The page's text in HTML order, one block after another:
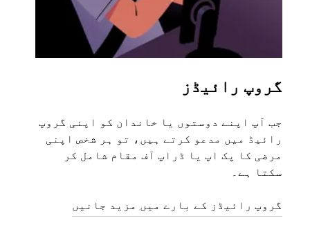
گروپ رائیڈز
جب آپ اپنے دوستوں یا خاندان کو اپنی گروپ
رائیڈ میں مدعو کرتے ہیں، تو ہر شخص اپنی
مرضی کا پک اپ یا ڈراپ آف مقام شامل کر
سکتا ہے۔
گروپ رائیڈز کے بارے میں مزید جانیں